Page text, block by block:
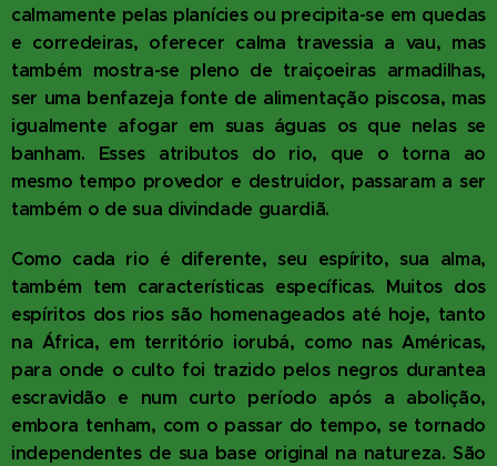
calmamente pelas planícies ou precipita-se em quedas
e corredeiras, oferecer calma travessia a vau, mas
também mostra-se pleno de traiçoeiras armadilhas,
ser uma benfazeja fonte de alimentação piscosa, mas
igualmente afogar em suas águas os que nelas se
banham. Esses atributos do rio, que o torna ao
mesmo tempo provedor e destruidor, passaram a ser
também o de sua divindade guardiã.
Como cada rio é diferente, seu espírito, sua alma,
também tem características específicas. Muitos dos
espíritos dos rios são homenageados até hoje, tanto
na África, em território iorubá, como nas Américas,
para onde o culto foi trazido pelos negros durantea
escravidão e num curto período após a abolição,
embora tenham, com o passar do tempo, se tornado
independentes de sua base original na natureza. São